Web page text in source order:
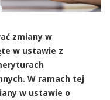
zmiany w
w ustawie z
W ramach tej
w ustawie o